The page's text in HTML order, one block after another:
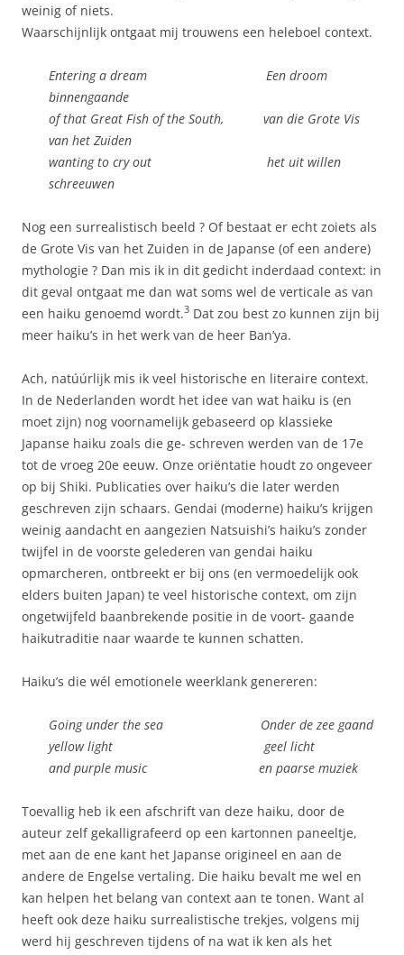
weinig of niets.
Waarschijnlijk ontgaat mij trouwens een heleboel context.
Entering a dream Een droom
binnengaande
of that Great Fish of the South, van die Grote Vis
van het Zuiden
wanting to cry out het uit willen
schreeuwen
Nog een surrealistisch beeld ? Of bestaat er echt zoiets als
de Grote Vis van het Zuiden in de Japanse (of een andere)
mythologie ? Dan mis ik in dit gedicht inderdaad context: in
dit geval ontgaat me dan wat soms wel de verticale as van
een haiku genoemd wordt.3 Dat zou best zo kunnen zijn bij
meer haiku’s in het werk van de heer Ban’ya.
Ach, natúúrlijk mis ik veel historische en literaire context.
In de Nederlanden wordt het idee van wat haiku is (en
moet zijn) nog voornamelijk gebaseerd op klassieke
Japanse haiku zoals die ge- schreven werden van de 17e
tot de vroeg 20e eeuw. Onze oriëntatie houdt zo ongeveer
op bij Shiki. Publicaties over haiku’s die later werden
geschreven zijn schaars. Gendai (moderne) haiku’s krijgen
weinig aandacht en aangezien Natsuishi’s haiku’s zonder
twijfel in de voorste gelederen van gendai haiku
opmarcheren, ontbreekt er bij ons (en vermoedelijk ook
elders buiten Japan) te veel historische context, om zijn
ongetwijfeld baanbrekende positie in de voort- gaande
haikutraditie naar waarde te kunnen schatten.
Haiku’s die wél emotionele weerklank genereren:
Going under the sea Onder de zee gaand
yellow light geel licht
and purple music en paarse muziek
Toevallig heb ik een afschrift van deze haiku, door de
auteur zelf gekalligrafeerd op een kartonnen paneeltje,
met aan de ene kant het Japanse origineel en aan de
andere de Engelse vertaling. Die haiku bevalt me wel en
kan helpen het belang van context aan te tonen. Want al
heeft ook deze haiku surrealistische trekjes, volgens mij
werd hij geschreven tijdens of na wat ik ken als het